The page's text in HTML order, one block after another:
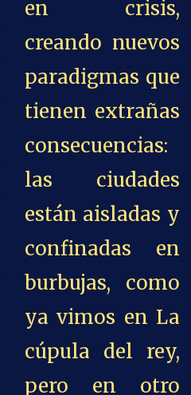
en crisis,
creando nuevos
paradigmas que
tienen extrañas
consecuencias:
las ciudades
están aisladas y
confinadas en
burbujas, como
ya vimos en La
cúpula del rey,
pero en otro